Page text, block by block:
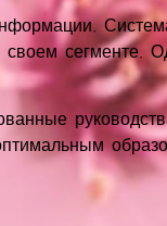
сегменте.